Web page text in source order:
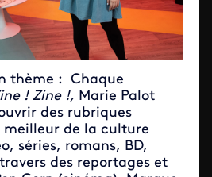
thème : Chaque
! Zine !, Marie Palot
des rubriques
meilleur de la culture
séries, romans, BD,
des reportages et